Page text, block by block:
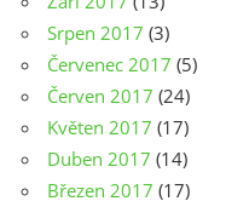
Srpen 2017 (3)
Červenec 2017 (5)
Červen 2017 (24)
Květen 2017 (17)
Duben 2017 (14)
Březen 2017 (17)